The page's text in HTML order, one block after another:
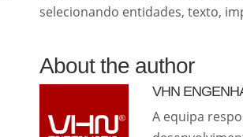
selecionando entidades, texto,
About the author
VHN
A equipa